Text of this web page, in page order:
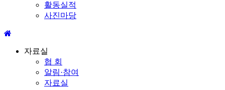
활동실적
사진마당
자료실
협 회
알림·참여
자료실